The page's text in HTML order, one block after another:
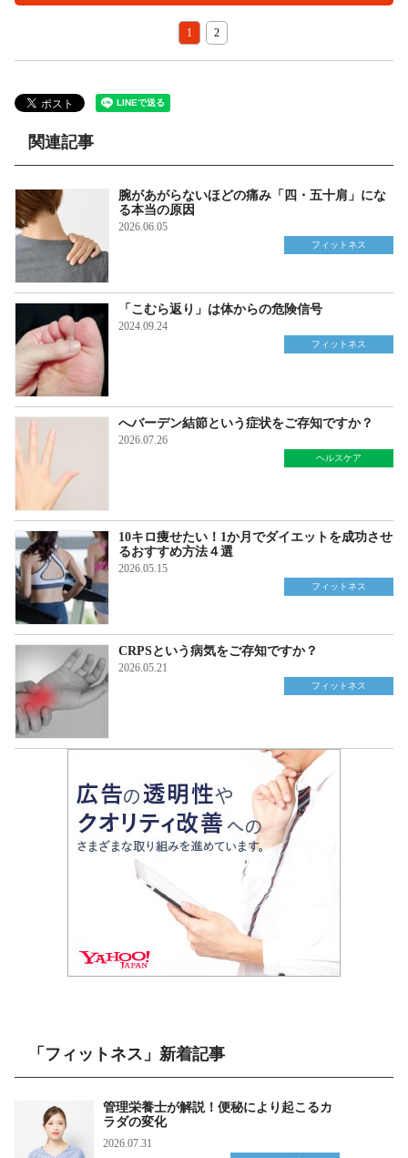
1 2
関連記事
腕があがらないほどの痛み「四・五十肩」にな
る本当の原因
2026.06.05
フィットネス
「こむら返り」は体からの危険信号
2024.09.24
フィットネス
へバーデン結節という症状をご存知ですか？
2026.07.26
ヘルスケア
10キロ痩せたい！1か月でダイエットを成功させ
るおすすめ方法４選
2026.05.15
フィットネス
CRPSという病気をご存知ですか？
2026.05.21
フィットネス
「フィットネス」新着記事
管理栄養士が解説！便秘により起こるカ
ラダの変化
2026.07.31